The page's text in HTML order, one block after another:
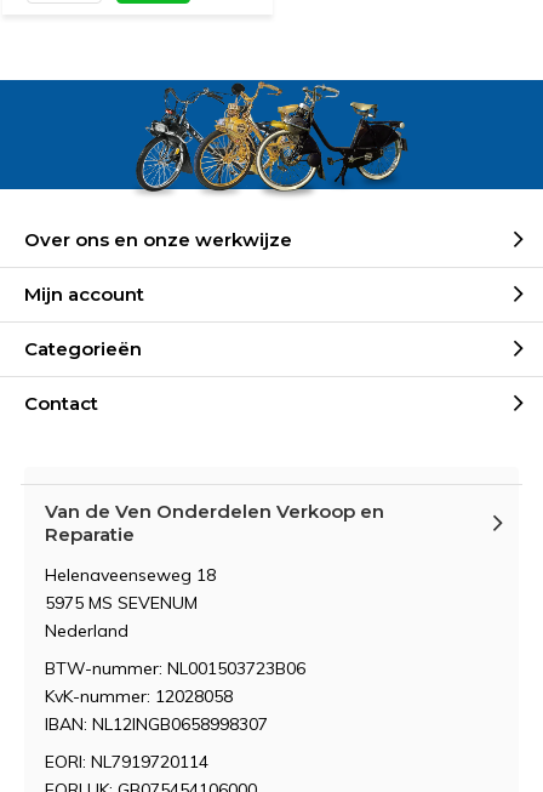
Over ons en onze werkwijze
Mijn account
Categorieën
Contact
Van de Ven Onderdelen Verkoop en
Reparatie
Helenaveenseweg 18
5975 MS SEVENUM
Nederland
BTW-nummer: NL001503723B06
KvK-nummer: 12028058
IBAN: NL12INGB0658998307
EORI: NL7919720114